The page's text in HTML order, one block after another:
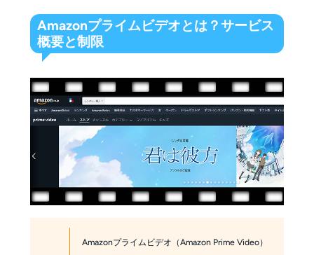
Amazonプライムビデオとは？サービス
概要と制限
Amazonプライムビデオ（Amazon Prime Video）